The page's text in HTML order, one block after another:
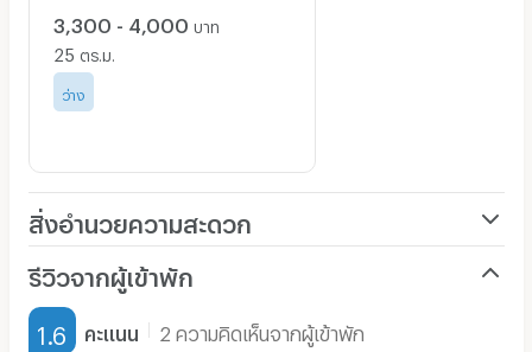
3,300 - 4,000 บาท
25 ตร.ม.
ว่าง
สิ่งอำนวยความสะดวก
เฟอร์นิเจอร์-ตู้, เตียง
เครื่องทำน้ำอุ่น
รีวิวจากผู้เข้าพัก
1.6 คะแนน 2 ความคิดเห็นจากผู้เข้าพัก